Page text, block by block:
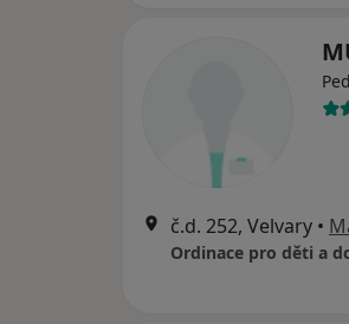
č.d. 252, Velvary •
Ordinace pro děti a